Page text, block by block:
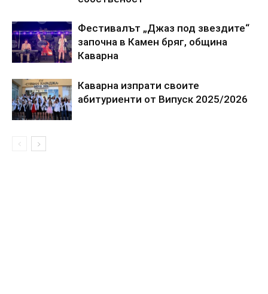
Фестивалът „Джаз под звездите“
започна в Камен бряг, община
Каварна
Каварна изпрати своите
абитуриенти от Випуск 2025/2026